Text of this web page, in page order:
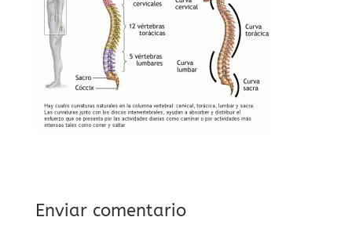
Enviar comentario